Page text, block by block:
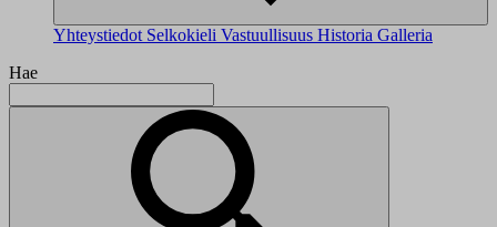
Yhteystiedot Selkokieli Vastuullisuus Historia Galleria
Hae